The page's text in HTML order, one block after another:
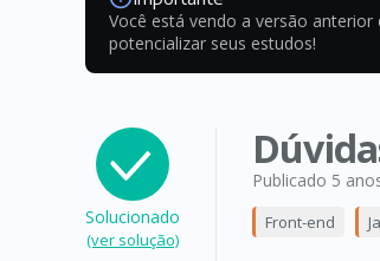
Você está vendo a versão
potencializar seus estudos!
Solucionado
(ver solução)
Publicado 5
Front-end